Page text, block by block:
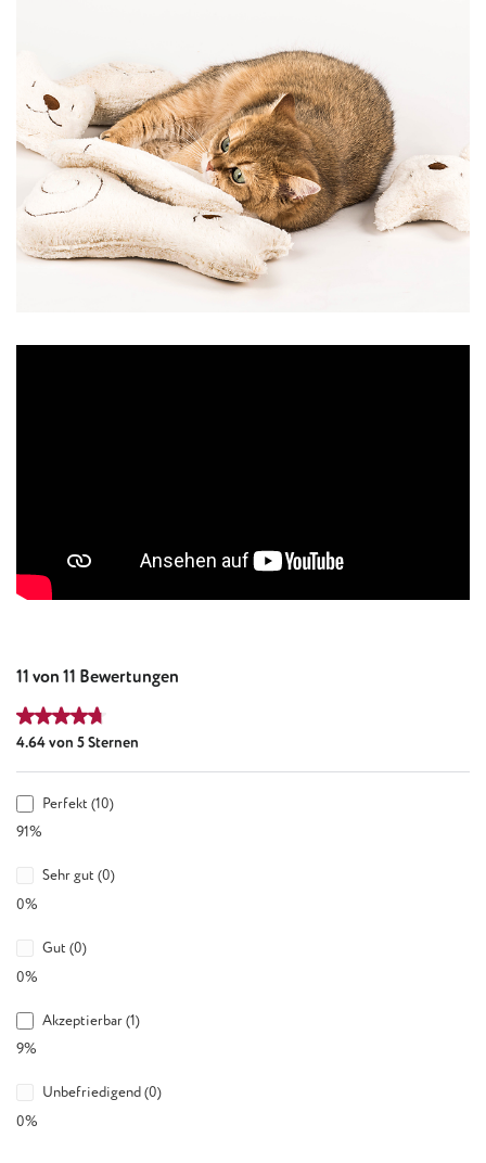
11 von 11 Bewertungen
Durchschnittliche Bewertung von 4.64 von 5 Sternen
4.64 von 5 Sternen
Perfekt (10)
91%
Sehr gut (0)
0%
Gut (0)
0%
Akzeptierbar (1)
9%
Unbefriedigend (0)
0%